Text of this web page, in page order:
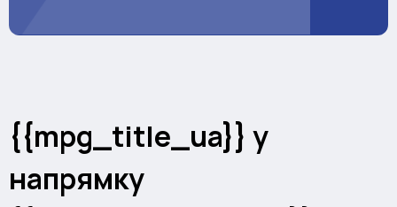
{{mpg_title_ua}} у
напрямку